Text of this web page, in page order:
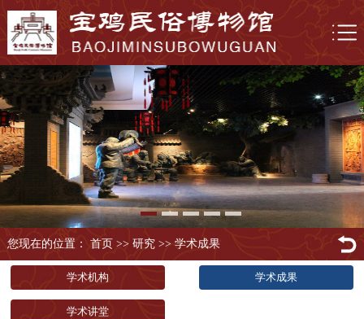
您现在的位置： 首页 >> 研究>> 学术成果
学术机构 学术成果
学术讲堂